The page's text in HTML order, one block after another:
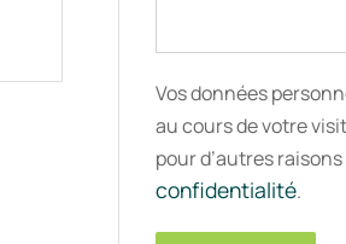
Vos données
au cours de votre
pour d’autres
confidentialité.